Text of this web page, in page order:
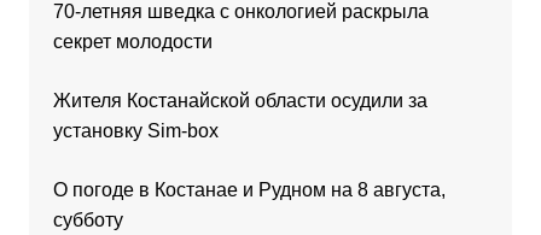
70-летняя шведка с онкологией раскрыла
секрет молодости
Жителя Костанайской области осудили за
установку Sim-box
О погоде в Костанае и Рудном на 8 августа,
субботу